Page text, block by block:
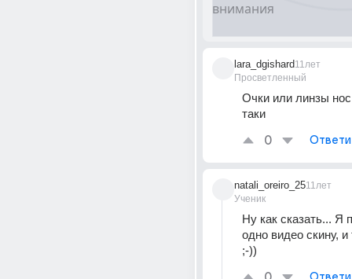
lara_dgishard
Просветленный
11лет
Очки или линзы
таки
0
natali_oreiro_25
Ученик
11лет
Ну как сказать... Я
одно видео скину,
;-))